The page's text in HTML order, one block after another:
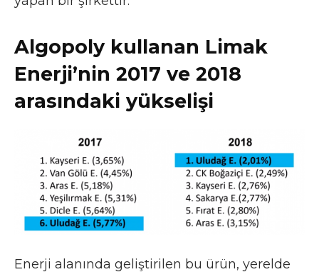
Algopoly kullanan Limak
Enerji’nin 2017 ve 2018
arasındaki yükselişi
Enerji alanında geliştirilen bu ürün, yerelde